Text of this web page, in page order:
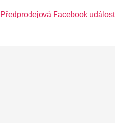
Předprodejová Facebook událost